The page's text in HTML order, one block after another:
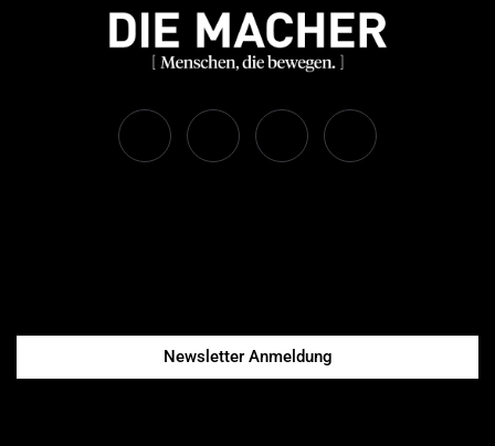
Newsletter Anmeldung